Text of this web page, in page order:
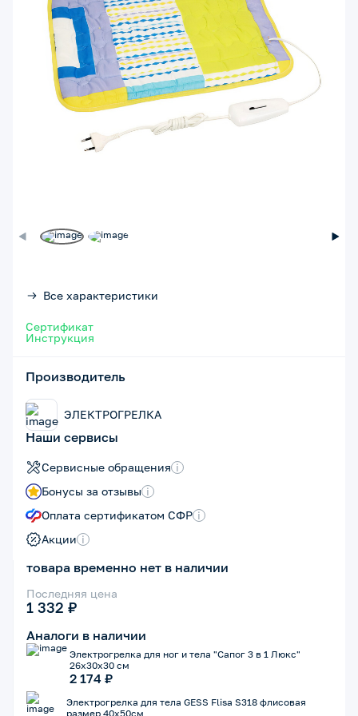
Все характеристики
Сертификат
Инструкция
Производитель
ЭЛЕКТРОГРЕЛКА
Наши сервисы
Сервисные обращения i
Бонусы за отзывы i
Оплата сертификатом СФР i
Акции i
товара временно нет в наличии
Последняя цена
1 332 ₽
Аналоги в наличии
Электрогрелка для ног и тела "Сапог 3 в 1 Люкс"
26х30х30 см
2 174 ₽
Электрогрелка для тела GESS Flisa S318 флисовая
размер 40х50см